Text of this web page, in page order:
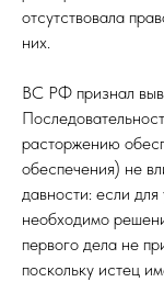
отсутствовала
них.
ВС РФ признал
расторжению
обеспечения) не
давности: если
необходимо
первого дела не
поскольку истец